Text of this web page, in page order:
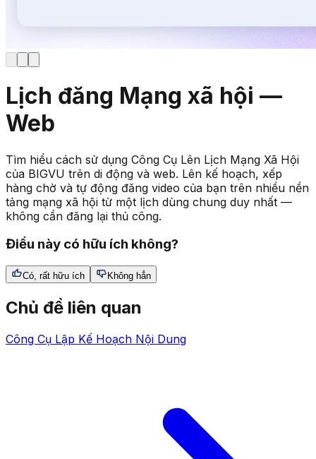
Lịch đăng Mạng xã hội —
Web
Tìm hiểu cách sử dụng Công Cụ Lên Lịch Mạng Xã Hội
của BIGVU trên di động và web. Lên kế hoạch, xếp
hàng chờ và tự động đăng video của bạn trên nhiều nền
tảng mạng xã hội từ một lịch dùng chung duy nhất —
không cần đăng lại thủ công.
Điều này có hữu ích không?
Có, rất hữu ích Không hẳn
Chủ đề liên quan
Công Cụ Lập Kế Hoạch Nội Dung